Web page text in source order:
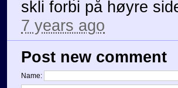
skli forbi på høyre
7 years ago
Post new comment
Name: